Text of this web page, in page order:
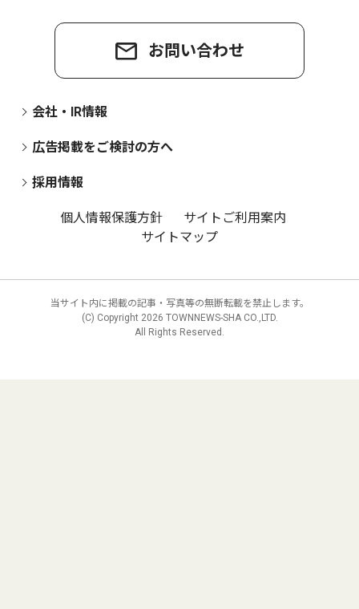
お問い合わせ
会社・IR情報
広告掲載をご検討の方へ
採用情報
個人情報保護方針
サイトご利用案内
サイトマップ
当サイト内に掲載の記事・写真等の無断転載を禁止します。
(C) Copyright 2026 TOWNNEWS-SHA CO.,LTD.
All Rights Reserved.